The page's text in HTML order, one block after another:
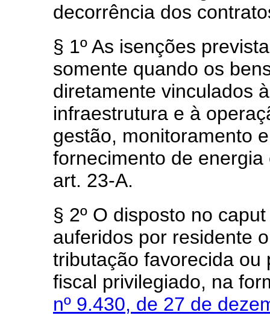
decorrência dos
§ 1º As isenções
somente quando os
diretamente vinculados
infraestrutura e à
gestão, monitoramento
fornecimento de
art. 23-A.
§ 2º O disposto no
auferidos por residente
tributação favorecida ou
fiscal privilegiado, na
nº 9.430, de 27 de